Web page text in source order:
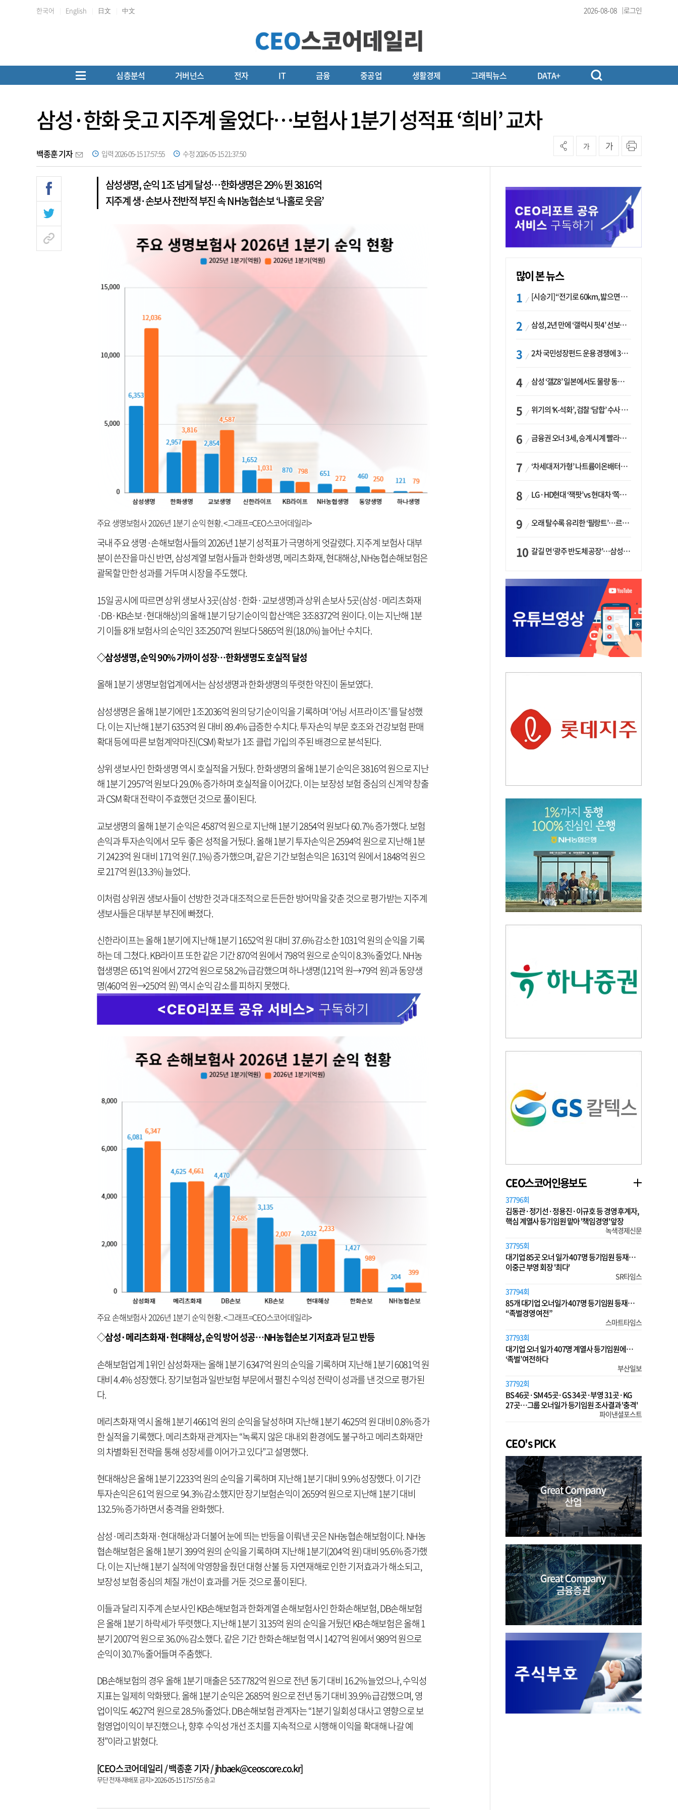
한국어 English 日文 中文 2026-08-08 로그인
심층분석 거버넌스 전자 IT 금융 중공업 생활경제 그래픽뉴스 DATA+
삼성·한화 웃고 지주계 울었다…보험사 1분기 성적표 ‘희비’ 교차
백종훈 기자 입력 2026-05-15 17:57:55 수정 2026-05-15 21:37:50
가 가
삼성생명, 순익 1조 넘게 달성…한화생명은 29% 뛴 3816억
지주계 생·손보사 전반적 부진 속 NH농협손보 ‘나홀로 웃음’
주요 생명보험사 2026년 1분기 순익 현황. <그래프=CEO스코어데일리>
국내 주요 생명·손해보험사들의 2026년 1분기 성적표가 극명하게 엇갈렸다. 지주계 보험사 대부
분이 쓴잔을 마신 반면, 삼성계열 보험사들과 한화생명, 메리츠화재, 현대해상, NH농협손해보험은
괄목할 만한 성과를 거두며 시장을 주도했다.
15일 공시에 따르면 상위 생보사 3곳(삼성·한화·교보생명)과 상위 손보사 5곳(삼성·메리츠화재
·DB·KB손보·현대해상)의 올해 1분기 당기순이익 합산액은 3조8372억 원이다. 이는 지난해 1분
기 이들 8개 보험사의 순익인 3조2507억 원보다 5865억 원(18.0%) 늘어난 수치다.
◇삼성생명, 순익 90% 가까이 성장…한화생명도 호실적 달성
올해 1분기 생명보험업계에서는 삼성생명과 한화생명의 뚜렷한 약진이 돋보였다.
삼성생명은 올해 1분기에만 1조2036억 원의 당기순이익을 기록하며 ‘어닝 서프라이즈’를 달성했
다. 이는 지난해 1분기 6353억 원 대비 89.4% 급증한 수치다. 투자손익 부문 호조와 건강보험 판매
확대 등에 따른 보험계약마진(CSM) 확보가 1조 클럽 가입의 주된 배경으로 분석된다.
상위 생보사인 한화생명 역시 호실적을 거뒀다. 한화생명의 올해 1분기 순익은 3816억 원으로 지난
해 1분기 2957억 원보다 29.0% 증가하며 호실적을 이어갔다. 이는 보장성 보험 중심의 신계약 창출
과 CSM 확대 전략이 주효했던 것으로 풀이된다.
교보생명의 올해 1분기 순익은 4587억 원으로 지난해 1분기 2854억 원보다 60.7% 증가했다. 보험
손익과 투자손익에서 모두 좋은 성적을 거뒀다. 올해 1분기 투자손익은 2594억 원으로 지난해 1분
기 2423억 원 대비 171억 원(7.1%) 증가했으며, 같은 기간 보험손익은 1631억 원에서 1848억 원으
로 217억 원(13.3%) 늘었다.
이처럼 상위권 생보사들이 선방한 것과 대조적으로 든든한 방어막을 갖춘 것으로 평가받는 지주계
생보사들은 대부분 부진에 빠졌다.
신한라이프는 올해 1분기에 지난해 1분기 1652억 원 대비 37.6% 감소한 1031억 원의 순익을 기록
하는 데 그쳤다. KB라이프 또한 같은 기간 870억 원에서 798억 원으로 순익이 8.3% 줄었다. NH농
협생명은 651억 원에서 272억 원으로 58.2% 급감했으며 하나생명(121억 원→79억 원)과 동양생
명(460억 원→250억 원) 역시 순익 감소를 피하지 못했다.
주요 손해보험사 2026년 1분기 순익 현황. <그래프=CEO스코어데일리>
◇삼성·메리츠화재·현대해상, 순익 방어 성공…NH농협손보 기저효과 딛고 반등
손해보험업계 1위인 삼성화재는 올해 1분기 6347억 원의 순익을 기록하며 지난해 1분기 6081억 원
대비 4.4% 성장했다. 장기보험과 일반보험 부문에서 펼친 수익성 전략이 성과를 낸 것으로 평가된
다.
메리츠화재 역시 올해 1분기 4661억 원의 순익을 달성하며 지난해 1분기 4625억 원 대비 0.8% 증가
한 실적을 기록했다. 메리츠화재 관계자는 “녹록지 않은 대내외 환경에도 불구하고 메리츠화재만
의 차별화된 전략을 통해 성장세를 이어가고 있다”고 설명했다.
현대해상은 올해 1분기 2233억 원의 순익을 기록하며 지난해 1분기 대비 9.9% 성장했다. 이 기간
투자손익은 61억 원으로 94.3% 감소했지만 장기보험손익이 2659억 원으로 지난해 1분기 대비
132.5% 증가하면서 충격을 완화했다.
삼성·메리츠화재·현대해상과 더불어 눈에 띄는 반등을 이뤄낸 곳은 NH농협손해보험이다. NH농
협손해보험은 올해 1분기 399억 원의 순익을 기록하며 지난해 1분기(204억 원) 대비 95.6% 증가했
다. 이는 지난해 1분기 실적에 악영향을 줬던 대형 산불 등 자연재해로 인한 기저효과가 해소되고,
보장성 보험 중심의 체질 개선이 효과를 거둔 것으로 풀이된다.
이들과 달리 지주계 손보사인 KB손해보험과 한화계열 손해보험사인 한화손해보험, DB손해보험
은 올해 1분기 하락세가 뚜렷했다. 지난해 1분기 3135억 원의 순익을 거뒀던 KB손해보험은 올해 1
분기 2007억 원으로 36.0% 감소했다. 같은 기간 한화손해보험 역시 1427억 원에서 989억 원으로
순익이 30.7% 줄어들며 주춤했다.
DB손해보험의 경우 올해 1분기 매출은 5조7782억 원으로 전년 동기 대비 16.2% 늘었으나, 수익성
지표는 일제히 악화됐다. 올해 1분기 순익은 2685억 원으로 전년 동기 대비 39.9% 급감했으며, 영
업이익도 4627억 원으로 28.5% 줄었다. DB손해보험 관계자는 “1분기 일회성 대사고 영향으로 보
험영업이익이 부진했으나, 향후 수익성 개선 조치를 지속적으로 시행해 이익을 확대해 나갈 예
정”이라고 밝혔다.
[CEO스코어데일리 / 백종훈 기자 / jhbaek@ceoscore.co.kr]
무단 전재-재배포 금지> 2026-05-15 17:57:55 송고
많이 본 뉴스
[시승기] “전기로 60km, 밟으면 462마력”…볼보 XC60 T8의 두 얼굴
삼성, 2년 만에 ‘갤럭시 핏4’ 선보이나…웨어러블 생태계 확장 ‘시동’
2차 국민성장펀드 운용 경쟁에 33개사 몰렸다…신한·하나 등 새 얼굴 대거 합류
삼성 ‘갤Z8’ 일본에서도 물량 동났다…애플 참전 앞두고 선두 수성 ‘시험대’
위기의 ‘K-석화’, 검찰 ‘담합’ 수사 착수…“LG·한화·롯데 등 7개 업체, 8개 제품 가격 담합”
금융권 오너 3세, 승계 시계 빨라지나…한국투자 ‘속도’·미래에셋·메리츠는 ‘거리두기’
‘차세대 저가형’ 나트륨이온배터리 시대 오나…LG화학·에코프로, 상용화 속도낸다
LG·HD현대 ‘잭팟’ vs 현대차 ‘쪽박’…글로벌 사모펀드, 韓 대기업 투자 ‘희비’
오래 탈수록 유리한 ‘필랑트’…르노코리아, 5년 뒤 잔존가치 53% 보장
갈길 먼 ‘광주 반도체 공장’…삼성·SK, ‘주 52시간제’ 규제 해소 ‘공방’
CEO스코어인용보도
37796회
김동관·정기선·정용진·이규호 등 경영 후계자,
핵심 계열사 등기임원 맡아 '책임경영' 앞장
녹색경제신문
37795회
대기업 85곳 오너 일가 407명 등기임원 등재…
이중근 부영 회장 '최다'
SR타임스
37794회
85개 대기업 오너일가 407명 등기임원 등재…
“족벌경영 여전”
스마트타임스
37793회
대기업 오너 일가 407명 계열사 등기임원에…
‘족벌’ 여전하다
부산일보
37792회
BS 46곳·SM 45곳·GS 34곳·부영 31곳·KG
27곳…그룹 오너일가 등기임원 조사결과 '충격'
파이낸셜포스트
CEO's PICK